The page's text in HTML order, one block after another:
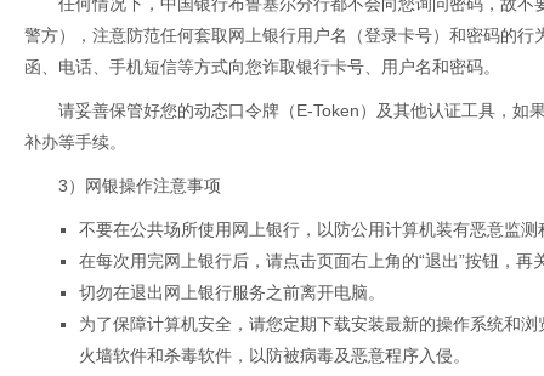
警方），注意防范任何套取网上银行用户名（登录卡号）和密码的
函、电话、手机短信等方式向您诈取银行卡号、用户名和密码。
请妥善保管好您的动态口令牌（E-Token）及其他认证工具，如
补办等手续。
3）网银操作注意事项
不要在公共场所使用网上银行，以防公用计算机装有恶意监
在每次用完网上银行后，请点击页面右上角的“退出”按钮，再
切勿在退出网上银行服务之前离开电脑。
为了保障计算机安全，请您定期下载安装最新的操作系统和
火墙软件和杀毒软件，以防被病毒及恶意程序入侵。